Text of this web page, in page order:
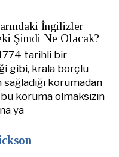
İngilizler
Şimdi Ne Olacak?
tarihli bir
gibi, krala borçlu
korumadan
koruma olmaksızın
ya